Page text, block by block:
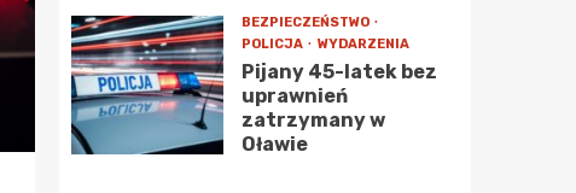
BEZPIECZEŃSTWO
POLICJA
WYDARZENIA
Pijany 45-latek bez
uprawnień
zatrzymany w
Oławie